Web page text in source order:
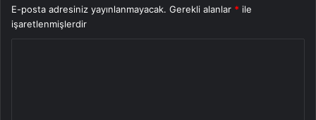
E-posta adresiniz yayınlanmayacak. Gerekli alanlar * ile
işaretlenmişlerdir